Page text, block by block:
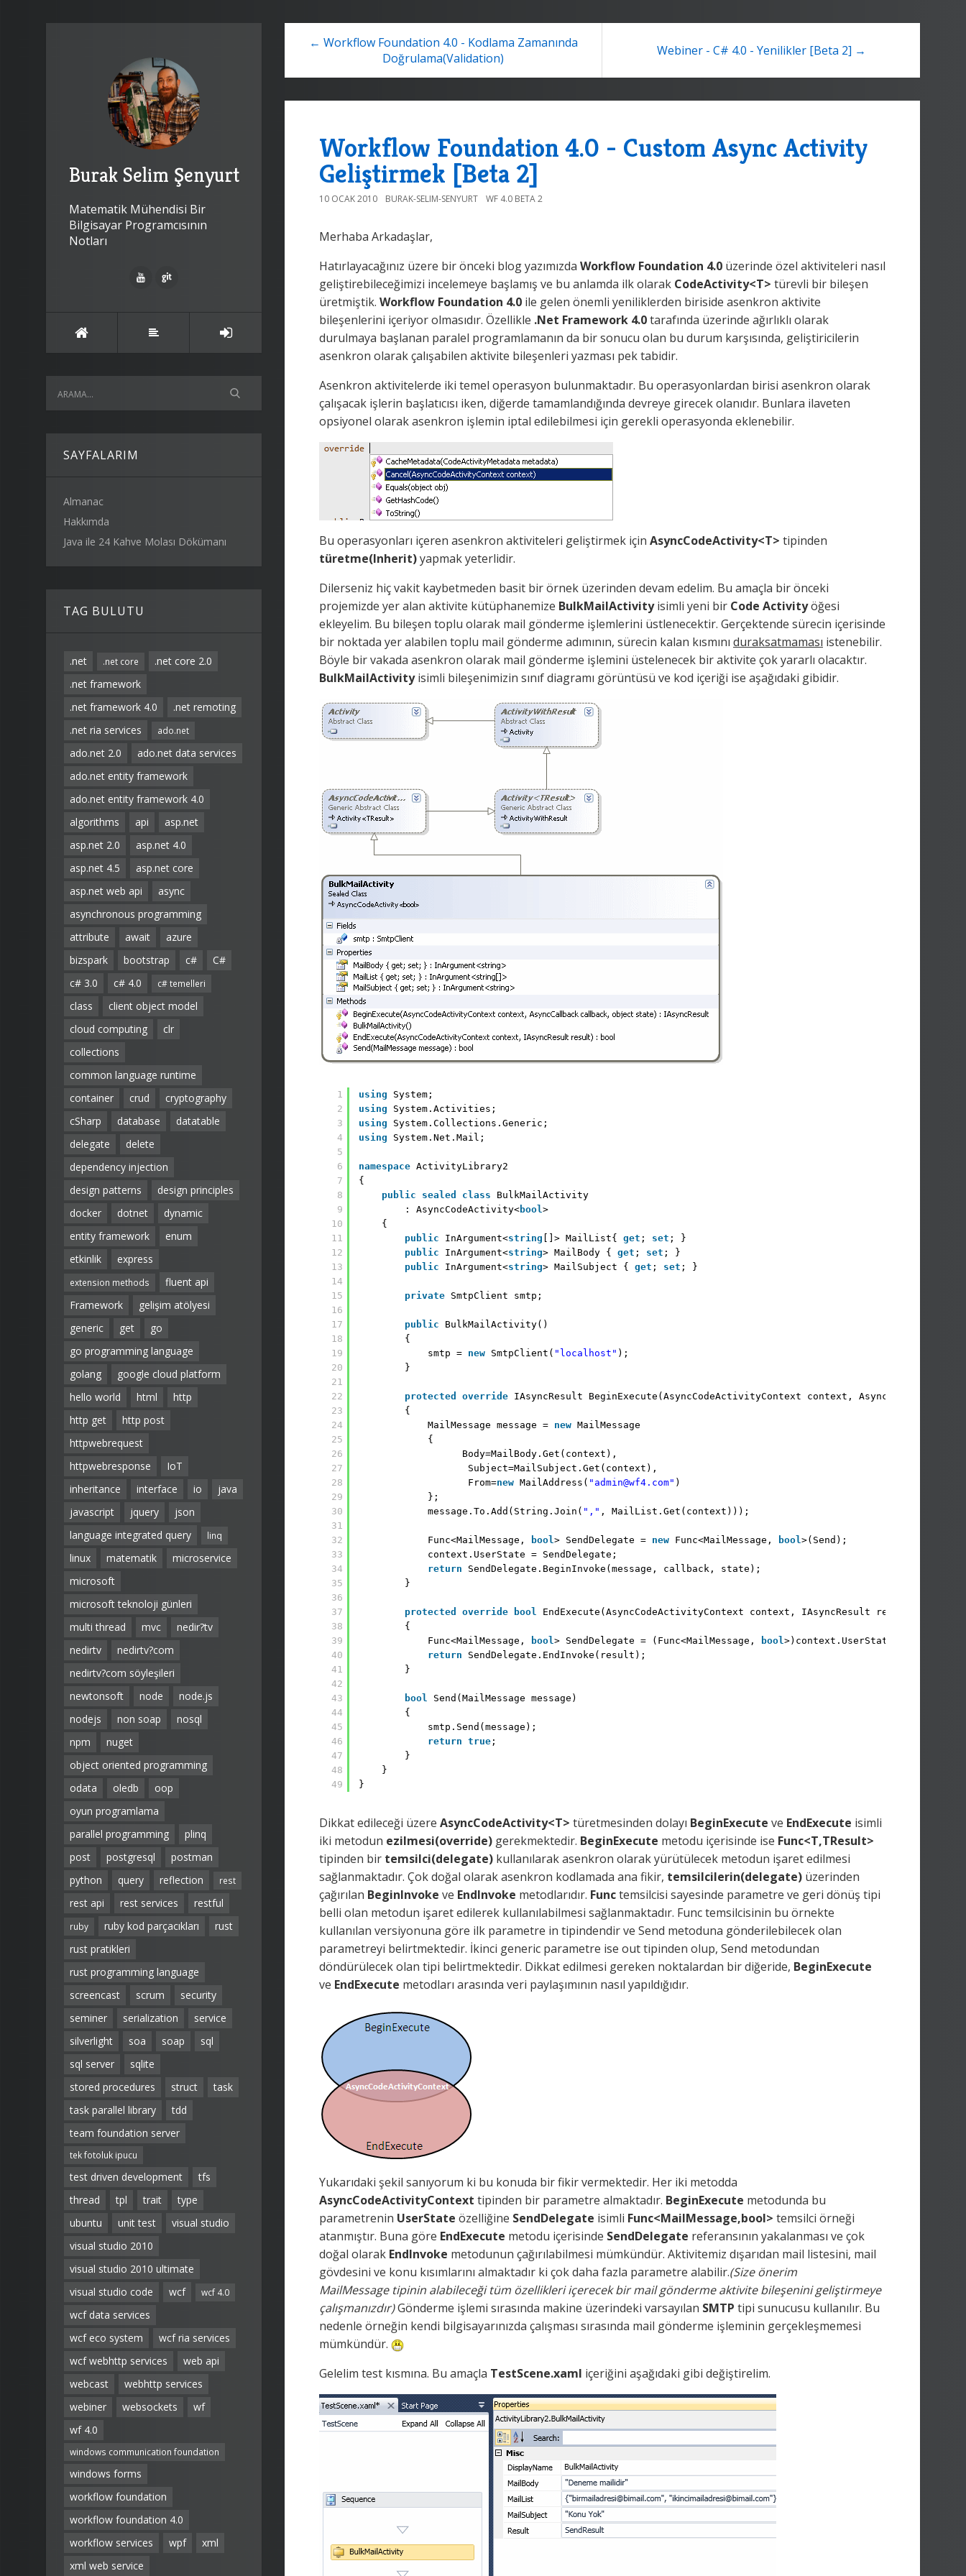
Burak Selim Şenyurt
Matematik Mühendisi Bir
Bilgisayar Programcısının
Notları
SAYFALARIM
Almanac
Hakkımda
Java ile 24 Kahve Molası Dökümanı
TAG BULUTU
.net .net core
.net core 2.0
.net framework
.net framework 4.0
.net remoting
.net ria services
ado.net
ado.net 2.0
ado.net data services
ado.net entity framework
ado.net entity framework 4.0
algorithms
api
asp.net
asp.net 2.0
asp.net 4.0
asp.net 4.5
asp.net core
asp.net web api
async
asynchronous programming
attribute
await
azure
bizspark
bootstrap c#
C#
c# 3.0
c# 4.0 c# temelleri
class
client object model
cloud computing
clr
collections
common language runtime
container
crud
cryptography
cSharp
database
datatable
delegate
delete
dependency injection
design patterns
design principles
docker
dotnet
dynamic
entity framework
enum
etkinlik
express
extension methods
fluent api
Framework
gelişim atölyesi
generic
get
go
go programming language
golang
google cloud platform
hello world
html
http
http get
http post
httpwebrequest
httpwebresponse
IoT
inheritance
interface io
java
javascript
jquery
json
language integrated query
linq
linux matematik
microservice
microsoft
microsoft teknoloji günleri
multi thread
mvc
nedir?tv
nedirtv
nedirtv?com
nedirtv?com söyleşileri
newtonsoft
node
node.js
nodejs
non soap
nosql
npm
nuget
object oriented programming
odata
oledb
oop
oyun programlama
parallel programming
plinq
post
postgresql
postman
python
query reflection rest
rest api rest services restful
ruby ruby kod parçacıkları
rust
rust pratikleri
rust programming language
screencast
scrum
security
seminer
serialization
service
silverlight
soa soap
sql
sql server
sqlite
stored procedures
struct
task
task parallel library
tdd
team foundation server
tek fotoluk ipucu
test driven development
tfs
thread
tpl trait
type
ubuntu
unit test
visual studio
visual studio 2010
visual studio 2010 ultimate
visual studio code
wcf wcf 4.0
wcf data services
wcf eco system
wcf ria services
wcf webhttp services
web api
webcast
webhttp services
webiner
websockets
wf
wf 4.0
windows communication foundation
windows forms
workflow foundation
workflow foundation 4.0
workflow services
wpf
xml
xml web service
← Workflow Foundation 4.0 - Kodlama Zamanında
Doğrulama(Validation)
Webiner - C# 4.0 - Yenilikler [Beta 2] →
Workflow Foundation 4.0 - Custom Async Activity
Geliştirmek [Beta 2]
10 OCAK 2010 BURAK-SELIM-SENYURT WF 4.0 BETA 2
Merhaba Arkadaşlar,
Hatırlayacağınız üzere bir önceki blog yazımızda Workflow Foundation 4.0 üzerinde özel aktiviteleri nasıl
geliştirebileceğimizi incelemeye başlamış ve bu anlamda ilk olarak CodeActivity<T> türevli bir bileşen
üretmiştik. Workflow Foundation 4.0 ile gelen önemli yeniliklerden biriside asenkron aktivite
bileşenlerini içeriyor olmasıdır. Özellikle .Net Framework 4.0tarafında üzerinde ağırlıklı olarak
durulmaya başlanan paralel programlamanın da bir sonucu olan bu durum karşısında, geliştiricilerin
asenkron olarak çalışabilen aktivite bileşenleri yazması pek tabidir.
Asenkron aktivitelerde iki temel operasyon bulunmaktadır. Bu operasyonlardan birisi asenkron olarak
çalışacak işlerin başlatıcısı iken, diğerde tamamlandığında devreye girecek olanıdır. Bunlara ilaveten
opsiyonel olarak asenkron işlemin iptal edilebilmesi için gerekli operasyonda eklenebilir.
Bu operasyonları içeren asenkron aktiviteleri geliştirmek için AsyncCodeActivity<T> tipinden
türetme(Inherit)yapmak yeterlidir.
Dilerseniz hiç vakit kaybetmeden basit bir örnek üzerinden devam edelim. Bu amaçla bir önceki
projemizde yer alan aktivite kütüphanemize BulkMailActivityisimli yeni bir Code Activityöğesi
ekleyelim. Bu bileşen toplu olarak mail gönderme işlemlerini üstlenecektir. Gerçektende sürecin içerisinde
bir noktada yer alabilen toplu mail gönderme adımının, sürecin kalan kısmını duraksatmaması istenebilir.
Böyle bir vakada asenkron olarak mail gönderme işlemini üstelenecek bir aktivite çok yararlı olacaktır.
BulkMailActivityisimli bileşenimizin sınıf diagramı görüntüsü ve kod içeriği ise aşağıdaki gibidir.
1
2
3
4
5
6
7
8
9
10
11
12
13
14
15
16
17
18
19
20
21
22
23
24
25
26
27
28
29
30
31
32
33
34
35
36
37
38
39
40
41
42
43
44
45
46
47
48
49
using
System;
using
System.Activities;
using
System.Collections.Generic;
using
System.Net.Mail;
namespace ActivityLibrary2
{
public
sealed class
BulkMailActivity
: AsyncCodeActivity<bool>
{
public
InArgument<string []> MailList{ get ; set ; }
public
InArgument<string> MailBody { get ; set ; }
public
InArgument<string> MailSubject { get ; set ; }
private SmtpClient smtp;
public
BulkMailActivity()
{
smtp = new SmtpClient( "localhost" );
}
protected override IAsyncResult BeginExecute(AsyncCodeActivityContext context, AsyncCallback
{
MailMessage message = new MailMessage
{
Body=MailBody.Get(context),
Subject=MailSubject.Get(context),
From=new MailAddress( "admin@wf4.com" )
};
message.To.Add(String.Join( "," , MailList.Get(context)));
Func<MailMessage, bool> SendDelegate = new Func<MailMessage, bool>(Send);
context.UserState = SendDelegate;
return
SendDelegate.BeginInvoke(message, callback, state);
}
protected override bool
EndExecute(AsyncCodeActivityContext context, IAsyncResult result)
{
Func<MailMessage,
bool> SendDelegate = (Func<MailMessage, bool>)context.UserState;
return
SendDelegate.EndInvoke(result);
}
bool
Send(MailMessage message)
{
smtp.Send(message);
return true ;
}
}
}
Dikkat edileceği üzere AsyncCodeActivity<T> türetmesinden dolayı BeginExecute ve EndExecute isimli
iki metodun ezilmesi(override) gerekmektedir. BeginExecute metodu içerisinde ise Func<T,TResult>
tipinden bir temsilci(delegate) kullanılarak asenkron olarak yürütülecek metodun işaret edilmesi
sağlanmaktadır. Çok doğal olarak asenkron kodlamada ana fikir, temsilcilerin(delegate) üzerinden
çağırılan BeginInvoke ve EndInvoke metodlarıdır. Functemsilcisi sayesinde parametre ve geri dönüş tipi
belli olan metodun işaret edilerek kullanılabilmesi sağlanmaktadır. Func temsilcisinin bu örnekte
kullanılan versiyonuna göre ilk parametre in tipindendir ve Send metoduna gönderilebilecek olan
parametreyi belirtmektedir. İkinci generic parametre ise out tipinden olup, Send metodundan
döndürülecek olan tipi belirtmektedir. Dikkat edilmesi gereken noktalardan bir diğeride, BeginExecute
ve EndExecute metodları arasında veri paylaşımının nasıl yapıldığıdır.
Yukarıdaki şekil sanıyorum ki bu konuda bir fikir vermektedir. Her iki metodda
AsyncCodeActivityContext tipinden bir parametre almaktadır. BeginExecute metodunda bu
parametrenin UserState özelliğine SendDelegate isimli Func<MailMessage,bool> temsilci örneği
atanmıştır. Buna göre EndExecute metodu içerisinde SendDelegate referansının yakalanması ve çok
doğal olarak EndInvoke metodunun çağırılabilmesi mümkündür. Aktivitemiz dışarıdan mail listesini, mail
gövdesini ve konu kısımlarını almaktadır ki çok daha fazla parametre alabilir.(Size önerim
MailMessage tipinin alabileceği tüm özellikleri içerecek bir mail gönderme aktivite bileşenini geliştirmeye
çalışmanızdır)Gönderme işlemi sırasında makine üzerindeki varsayılan SMTP tipi sunucusu kullanılır. Bu
nedenle örneğin kendi bilgisayarınızda çalışması sırasında mail gönderme işleminin gerçekleşmemesi
mümkündür.
Gelelim test kısmına. Bu amaçla TestScene.xaml içeriğini aşağıdaki gibi değiştirelim.